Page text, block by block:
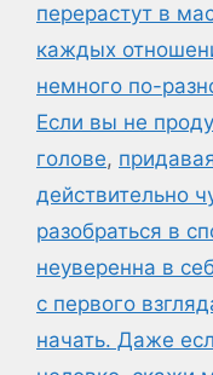
перерастут в
каждых
немного по-
Если вы не
голове,
действительно
разобраться в
неуверенна в
с первого
начать. Даже